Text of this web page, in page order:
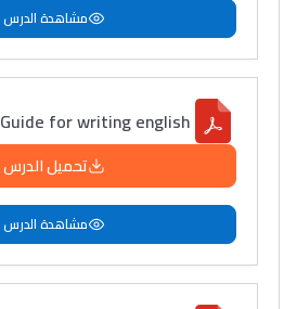
مشاهدة الدرس
Guide for writing english
تحميل الدرس
مشاهدة الدرس